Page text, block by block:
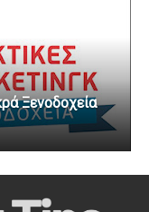
Ξενοδοχεία